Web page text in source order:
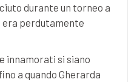
durante un torneo a
era perdutamente
innamorati si siano
a quando Gherarda